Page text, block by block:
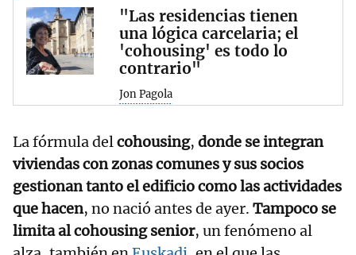
"Las residencias tienen
una lógica carcelaria; el
'cohousing' es todo lo
contrario"
Jon Pagola
La fórmula delcohousing, donde se integran
viviendas con zonas comunes y sus socios
gestionan tanto el edificio como las actividades
que hacen, no nació antes de ayer. Tampoco se
limita al cohousing senior, un fenómeno al